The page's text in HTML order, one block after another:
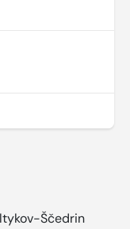
Ščedrin